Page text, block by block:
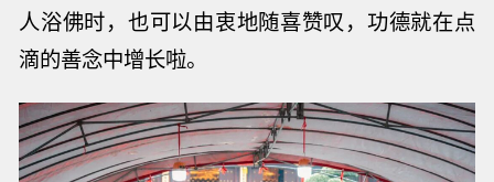
人浴佛时，也可以由衷地随喜赞叹，功德就在点
滴的善念中增长啦。